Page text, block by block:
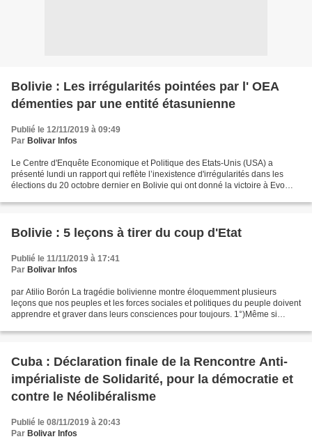
Bolivie : Les irrégularités pointées par l' OEA
démenties par une entité étasunienne
Publié le 12/11/2019 à 09:49
Par Bolivar Infos
Le Centre d'Enquête Economique et Politique des Etats-Unis (USA) a
présenté lundi un rapport qui reflète l’inexistence d'irrégularités dans les
élections du 20 octobre dernier en Bolivie qui ont donné la victoire à Evo
Bolivie : 5 leçons à tirer du coup d'Etat
Publié le 11/11/2019 à 17:41
Par Bolivar Infos
par Atilio Borón La tragédie bolivienne montre éloquemment plusieurs
leçons que nos peuples et les forces sociales et politiques du peuple doivent
apprendre et graver dans leurs consciences pour toujours. 1°)Même si
Cuba : Déclaration finale de la Rencontre Anti-
impérialiste de Solidarité, pour la démocratie et
contre le Néolibéralisme
Publié le 08/11/2019 à 20:43
Par Bolivar Infos